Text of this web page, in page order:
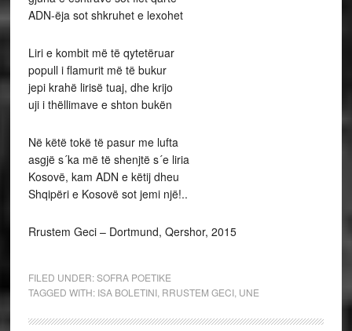
ADN-ëja sot shkruhet e lexohet
Liri e kombit më të qytetëruar
popull i flamurit më të bukur
jepi krahë lirisë tuaj, dhe krijo
uji i thëllimave e shton bukën
Në këtë tokë të pasur me lufta
asgjë s´ka më të shenjtë s´e liria
Kosovë, kam ADN e këtij dheu
Shqipëri e Kosovë sot jemi një!..
Rrustem Geci – Dortmund, Qershor, 2015
FILED UNDER:SOFRA POETIKE
TAGGED WITH: ISA BOLETINI, RRUSTEM GECI, UNE